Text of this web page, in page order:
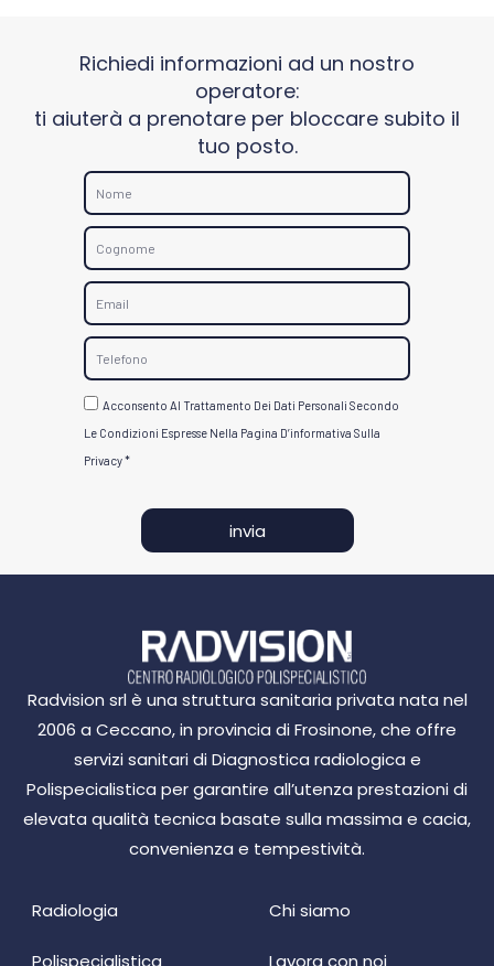
Richiedi informazioni ad un nostro
operatore:
ti aiuterà a prenotare per bloccare subito il
tuo posto.
o
m
eo
g
n
o
m
e
m
a
i
l
e
l
e
f
G
D
P
Acconsento Al Trattamento Dei Dati Personali Secondo
Le Condizioni Espresse Nella Pagina D’informativa Sulla
Privacy *
invia
Radvision srl è una struttura sanitaria privata nata nel
2006 a Ceccano, in provincia di Frosinone, che offre
servizi sanitari di Diagnostica radiologica e
Polispecialistica per garantire all’utenza prestazioni di
elevata qualità tecnica basate sulla massima e cacia,
convenienza e tempestività.
Radiologia
Polispecialistica
Chi siamo
Lavora con noi